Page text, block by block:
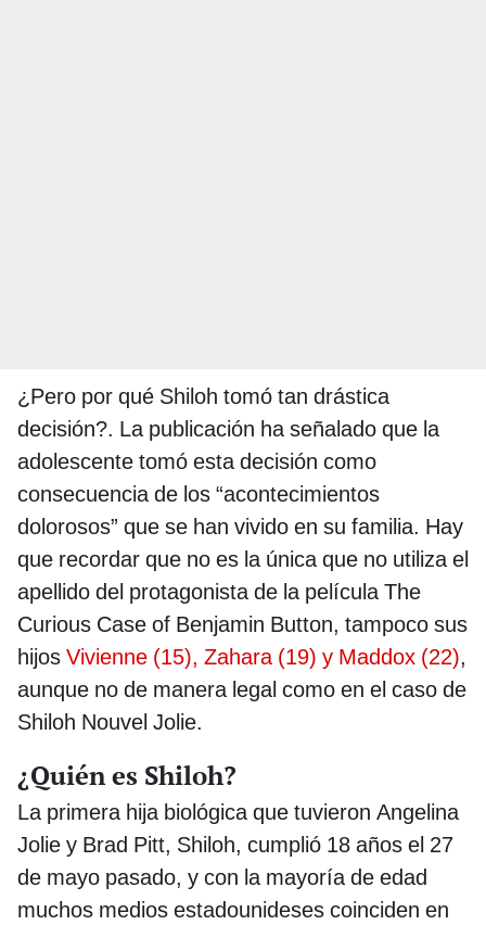
¿Pero por qué Shiloh tomó tan drástica
decisión?. La publicación ha señalado que la
adolescente tomó esta decisión como
consecuencia de los “acontecimientos
dolorosos” que se han vivido en su familia. Hay
que recordar que no es la única que no utiliza el
apellido del protagonista de la película The
Curious Case of Benjamin Button, tampoco sus
hijos Vivienne (15), Zahara (19) y Maddox (22),
aunque no de manera legal como en el caso de
Shiloh Nouvel Jolie.
¿Quién es Shiloh?
La primera hija biológica que tuvieron Angelina
Jolie y Brad Pitt, Shiloh, cumplió 18 años el 27
de mayo pasado, y con la mayoría de edad
muchos medios estadounideses coinciden en